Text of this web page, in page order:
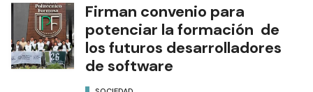
Firman convenio para
potenciar la formación de
los futuros desarrolladores
de software